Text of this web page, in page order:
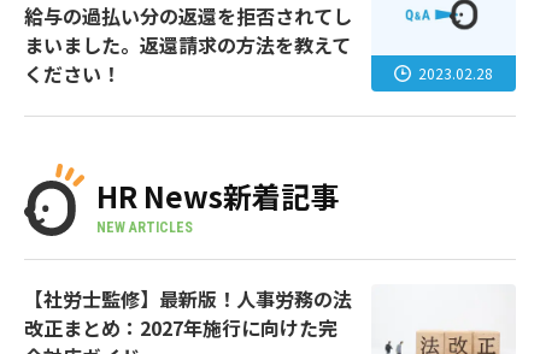
給与の過払い分の返還を拒否されてし
まいました。返還請求の方法を教えて
ください！
2023.02.28
HR News新着記事
NEW ARTICLES
【社労士監修】最新版！人事労務の法
改正まとめ：2027年施行に向けた完